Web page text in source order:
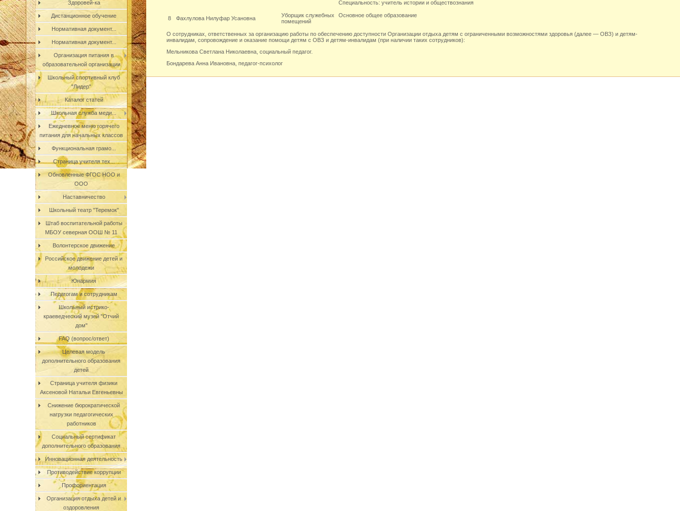
Здоровей-ка
Дистанционное обучение
Нормативная документ...
Нормативная документ...
Организация питания в
образовательной организации
Школьный спортивный клуб
"Лидер"
Каталог статей
Школьная служба меди...
Ежедневное меню горячего
питания для начальных классов
Функциональная грамо...
Страница учителя тех...
Обновленные ФГОС НОО и
ООО
Наставничество
Школьный театр "Теремок"
Штаб воспитательной работы
МБОУ северная ООШ № 11
Волонтерское движение
Российское движение детей и
молодежи
Юнармия
Педагогам и сотрудникам
Школьный истрико-
краеведческий музей "Отчий
дом"
FAQ (вопрос/ответ)
Целевая модель
дополнительного образования
детей
Страница учителя физики
Аксеновой Натальи Евгеньевны
Снижение бюрократической
нагрузки педагогических
работников
Социальный сертификат
дополнительного образования
Инновационная деятельность
Противодействие коррупции
Профориентация
Организация отдыха детей и
оздоровления
Специальность: учитель истории и обществознания
8 Фахлулова Нилуфар Усановна
Уборщик служебных
помещений
Основное общее образование
О сотрудниках, ответственных за организацию работы по обеспечению доступности Организации отдыха детям с ограниченными возможностями здоровья (далее — ОВЗ) и детям-
инвалидам, сопровождение и оказание помощи детям с ОВЗ и детям-инвалидам (при наличии таких сотрудников):
Мельникова Светлана Николаевна, социальный педагог.
Бондарева Анна Ивановна, педагог-психолог